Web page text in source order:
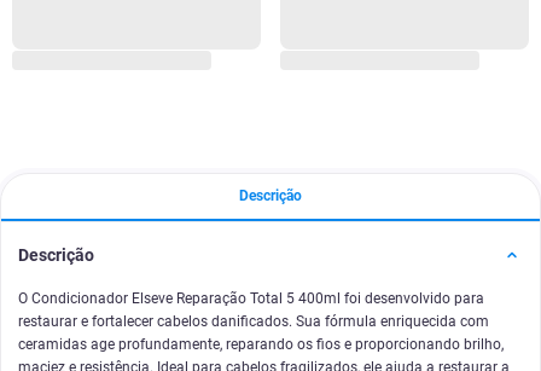
Descrição
Descrição
O Condicionador Elseve Reparação Total 5 400ml foi desenvolvido para
restaurar e fortalecer cabelos danificados. Sua fórmula enriquecida com
ceramidas age profundamente, reparando os fios e proporcionando brilho,
maciez e resistência. Ideal para cabelos fragilizados, ele ajuda a restaurar a